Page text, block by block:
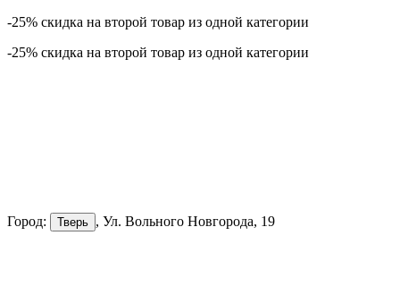
-25% скидка на второй товар из одной категории
-25% скидка на второй товар из одной категории
Город: Тверь , Ул. Вольного Новгорода, 19